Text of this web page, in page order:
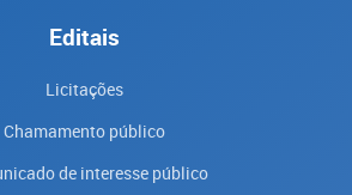
Editais
Licitações
Chamamento público
de interesse público